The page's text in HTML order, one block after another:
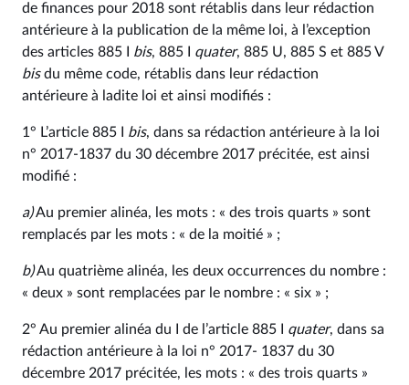
de finances pour 2018 sont rétablis dans leur rédaction
antérieure à la publication de la même loi, à l’exception
des articles 885 I bis, 885 I quater, 885 U, 885 S et 885 V
bisdu même code, rétablis dans leur rédaction
antérieure à ladite loi et ainsi modifiés :
1° L’article 885 I bis, dans sa rédaction antérieure à la loi
n° 2017‑1837 du 30 décembre 2017 précitée, est ainsi
modifié :
a)Au premier alinéa, les mots : « des trois quarts » sont
remplacés par les mots : « de la moitié » ;
b)Au quatrième alinéa, les deux occurrences du nombre :
« deux » sont remplacées par le nombre : « six » ;
2° Au premier alinéa du I de l’article 885 I quater, dans sa
rédaction antérieure à la loi n° 2017- 1837 du 30
décembre 2017 précitée, les mots : « des trois quarts »